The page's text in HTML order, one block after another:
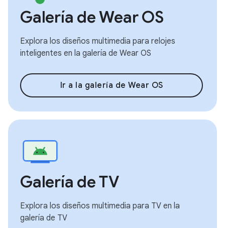
Galería de Wear OS
Explora los diseños multimedia para relojes
inteligentes en la galería de Wear OS
Ir a la galería de Wear OS
Galería de TV
Explora los diseños multimedia para TV en la
galería de TV